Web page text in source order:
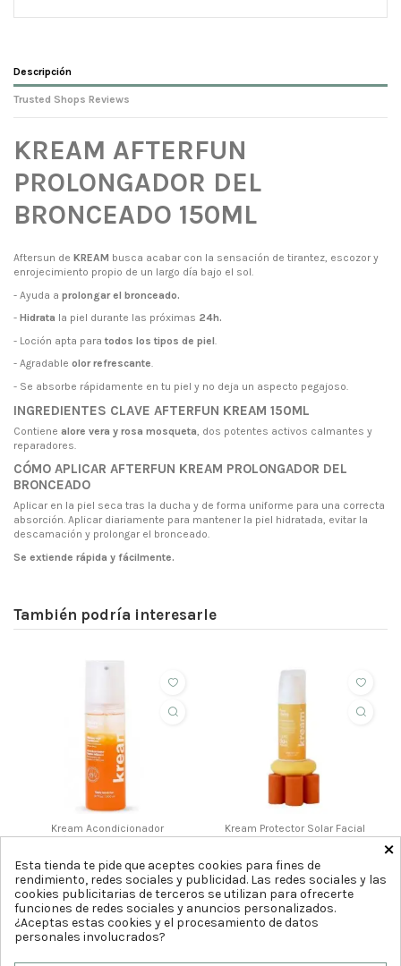
Descripción
Trusted Shops Reviews
KREAM AFTERFUN
PROLONGADOR DEL
BRONCEADO 150ML
Aftersun de KREAM busca acabar con la sensación de tirantez, escozor y
enrojecimiento propio de un largo día bajo el sol.
- Ayuda a prolongar el bronceado.
- Hidrata la piel durante las próximas 24h.
- Loción apta para todos los tipos de piel
- Agradable olor refrescante.
- Se absorbe rápidamente en tu piel y no deja un aspecto pegajoso.
INGREDIENTES CLAVE AFTERFUN KREAM 150ML
Contiene alore vera y rosa mosqueta , dos potentes activos calmantes y
reparadores.
CÓMO APLICAR AFTERFUN KREAM PROLONGADOR DEL
BRONCEADO
Aplicar en la piel seca tras la ducha y de forma uniforme para una correcta
absorción. Aplicar diariamente para mantener la piel hidratada, evitar la
descamación y prolongar el bronceado.
Se extiende rápida y fácilmente.
También podría interesarle
Kream Acondicionador
Bifásico Bahama Mama
11,25€ 12,50 €
Comprar
Kream Protector Solar Facial
Sun Spritz spf50+ 50ml
15,25€ 16,95 €
Comprar
×
Esta tienda te pide que aceptes cookies para fines de
rendimiento, redes sociales y publicidad. Las redes sociales y las
cookies publicitarias de terceros se utilizan para ofrecerte
funciones de redes sociales y anuncios personalizados.
¿Aceptas estas cookies y el procesamiento de datos
personales involucrados?